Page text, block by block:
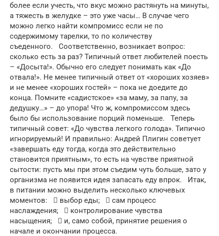
более если учесть, что вкус можно растянуть на минуты,
а тяжесть в желудке – это уже часы… В случае чего
можно легко найти компромисс если не по
содержимому тарелки, то по количеству
съеденного. Соответственно, возникает вопрос:
сколько есть за раз? Типичный ответ любителей поесть
– «Досыта!». Обычно его следует понимать как «До
отвала!». Не менее типичный ответ от «хороших хозяев»
и не менее «хороших гостей» – пока не доедите до
конца. Помните «садистское» «за маму, за папу, за
дедушку…» – до упора! Что ж, компромиссом здесь
было бы использование порций поменьше. Теперь
типичный совет: «До чувства легкого голода». Типично
игнорируемый! И правильно: Андрей Плигин советует
«завершать еду тогда, когда это действительно
становится приятным», то есть на чувстве приятной
сытости: пусть мы при этом съедим чуть больше, зато у
организма не появится идея запасать еду впрок. Итак,
в питании можно выделить несколько ключевых
моментов:  выбор еды;  сам процесс
наслаждения;  контролирование чувства
насыщения;  и, само собой, принятие решения о
начале и окончании процесса.